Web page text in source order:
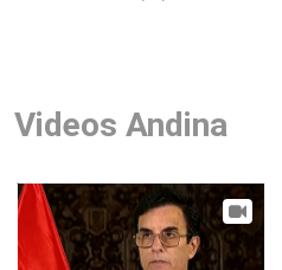
Videos Andina